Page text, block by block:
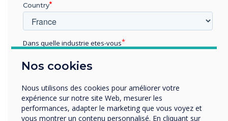
LIRE LA SUITE
Nos cookies
Nous utilisons des cookies pour améliorer votre
expérience sur notre site Web, mesurer les
performances, adapter le marketing que vous voyez et
vous montrer un contenu personnalisé. En cliquant sur
Country
Dans quelle industrie etes-vous
Enterprise
Organisation Name